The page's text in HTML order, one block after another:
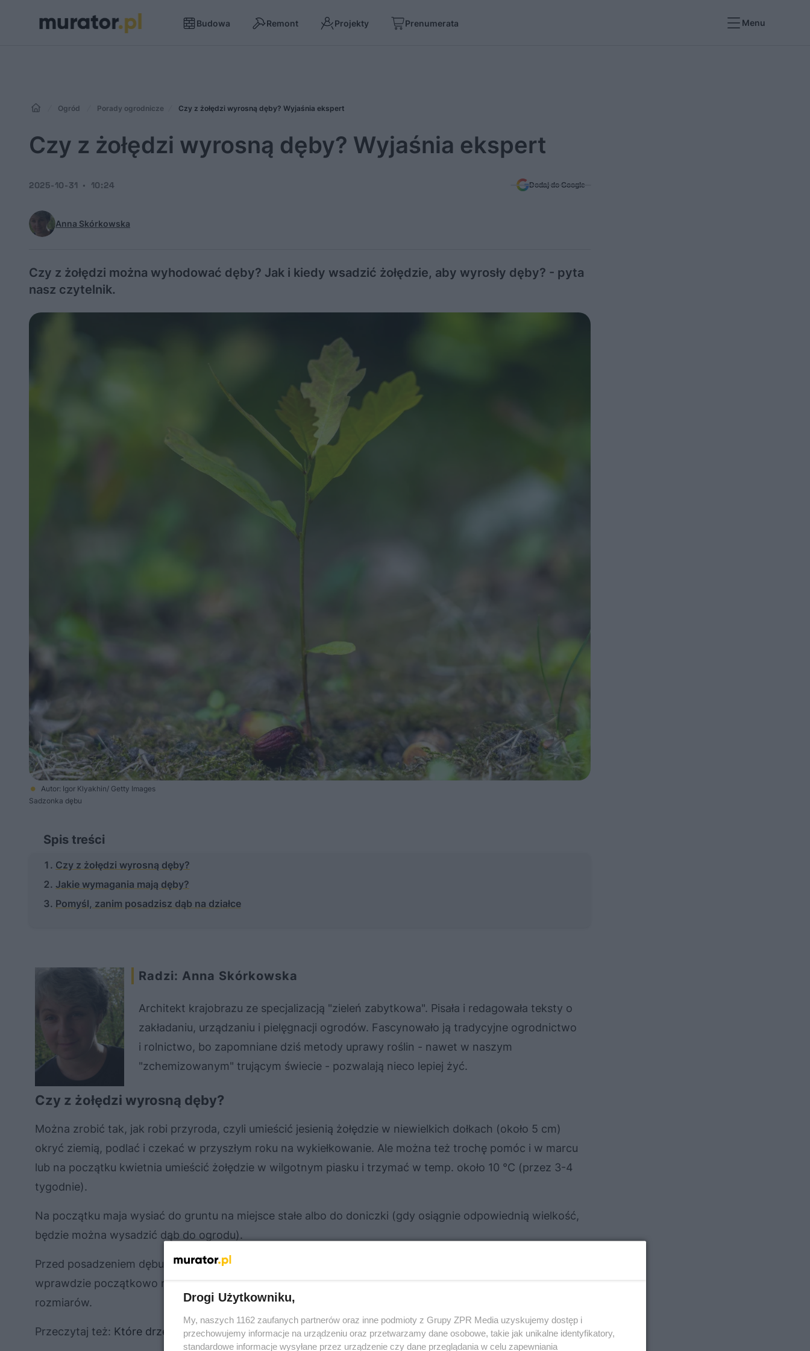
Budowa Remont Projekty Prenumerata Menu
Ogród Porady ogrodnicze Czy z żołędzi wyrosną dęby? Wyjaśnia ekspert
Czy z żołędzi wyrosną dęby? Wyjaśnia ekspert
Anna Skórkowska
2025-10-31 10:24 Dodaj do Google
Czy z żołędzi można wyhodować dęby? Jak i kiedy wsadzić żołędzie, aby wyrosły dęby? - pyta
nasz czytelnik.
Autor: Igor Klyakhin/ Getty Images
Sadzonka dębu
Spis treści
Czy z żołędzi wyrosną dęby?
Jakie wymagania mają dęby?
Pomyśl, zanim posadzisz dąb na działce
Radzi: Anna Skórkowska
Architekt krajobrazu ze specjalizacją "zieleń zabytkowa". Pisała i redagowała teksty o
zakładaniu, urządzaniu i pielęgnacji ogrodów. Fascynowało ją tradycyjne ogrodnictwo
i rolnictwo, bo zapomniane dziś metody uprawy roślin - nawet w naszym
"zchemizowanym" trującym świecie - pozwalają nieco lepiej żyć.
Czy z żołędzi wyrosną dęby?
Można zrobić tak, jak robi przyroda, czyli umieścić jesienią żołędzie w niewielkich dołkach (około 5 cm)
okryć ziemią, podlać i czekać w przyszłym roku na wykiełkowanie. Ale można też trochę pomóc i w marcu
lub na początku kwietnia umieścić żołędzie w wilgotnym piasku i trzymać w temp. około 10 °C (przez 3-4
tygodnie).
Na początku maja wysiać do gruntu na miejsce stałe albo do doniczki (gdy osiągnie odpowiednią wielkość,
będzie można wysadzić dąb do ogrodu).
Przed posadzeniem dębu proszę się zastanowić, czy w ogrodzie jest wystarczająco dużo miejsca,
wprawdzie początkowo rośnie powoli, ale jest długowieczny i może rozrosnąć się do imponujących
rozmiarów.
Przeczytaj też: Które drzewa żyją najdłużej? Poznaj długowieczne drzewa do ogrodu
Drogi Użytkowniku,
My, naszych 1162 zaufanych partnerów oraz inne podmioty z Grupy ZPR Media uzyskujemy dostęp i
przechowujemy informacje na urządzeniu oraz przetwarzamy dane osobowe, takie jak unikalne identyfikatory,
standardowe informacje wysyłane przez urządzenie czy dane przeglądania w celu zapewniania